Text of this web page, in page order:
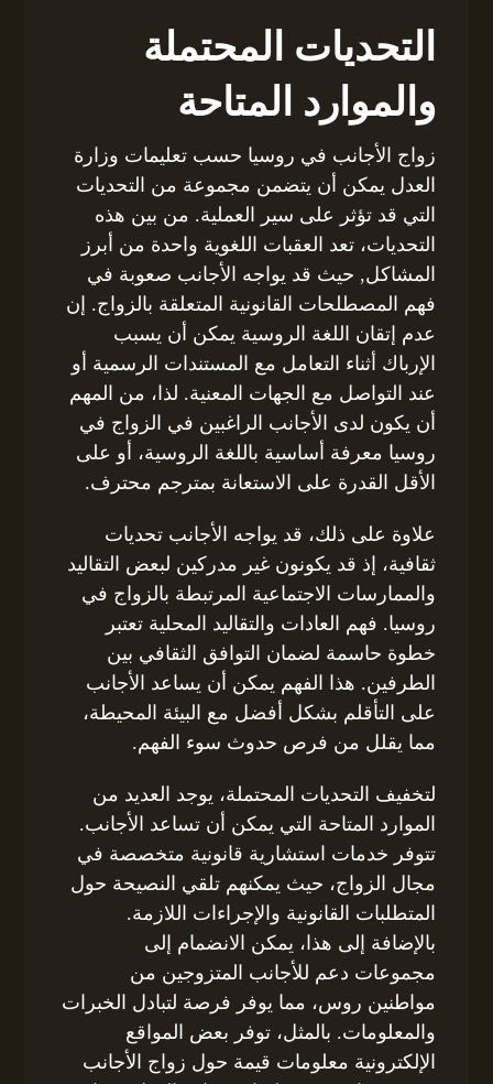
التحديات المحتملة
والموارد المتاحة
زواج الأجانب في روسيا حسب تعليمات وزارة
العدل يمكن أن يتضمن مجموعة من التحديات
التي قد تؤثر على سير العملية. من بين هذه
التحديات، تعد العقبات اللغوية واحدة من أبرز
المشاكل, حيث قد يواجه الأجانب صعوبة في
فهم المصطلحات القانونية المتعلقة بالزواج. إن
عدم إتقان اللغة الروسية يمكن أن يسبب
الإرباك أثناء التعامل مع المستندات الرسمية أو
عند التواصل مع الجهات المعنية. لذا، من المهم
أن يكون لدى الأجانب الراغبين في الزواج في
روسيا معرفة أساسية باللغة الروسية، أو على
الأقل القدرة على الاستعانة بمترجم محترف.
علاوة على ذلك، قد يواجه الأجانب تحديات
ثقافية، إذ قد يكونون غير مدركين لبعض التقاليد
والممارسات الاجتماعية المرتبطة بالزواج في
روسيا. فهم العادات والتقاليد المحلية تعتبر
خطوة حاسمة لضمان التوافق الثقافي بين
الطرفين. هذا الفهم يمكن أن يساعد الأجانب
على التأقلم بشكل أفضل مع البيئة المحيطة،
مما يقلل من فرص حدوث سوء الفهم.
لتخفيف التحديات المحتملة، يوجد العديد من
الموارد المتاحة التي يمكن أن تساعد الأجانب.
تتوفر خدمات استشارية قانونية متخصصة في
مجال الزواج، حيث يمكنهم تلقي النصيحة حول
المتطلبات القانونية والإجراءات اللازمة.
بالإضافة إلى هذا، يمكن الانضمام إلى
مجموعات دعم للأجانب المتزوجين من
مواطنين روس، مما يوفر فرصة لتبادل الخبرات
والمعلومات. بالمثل، توفر بعض المواقع
الإلكترونية معلومات قيمة حول زواج الأجانب